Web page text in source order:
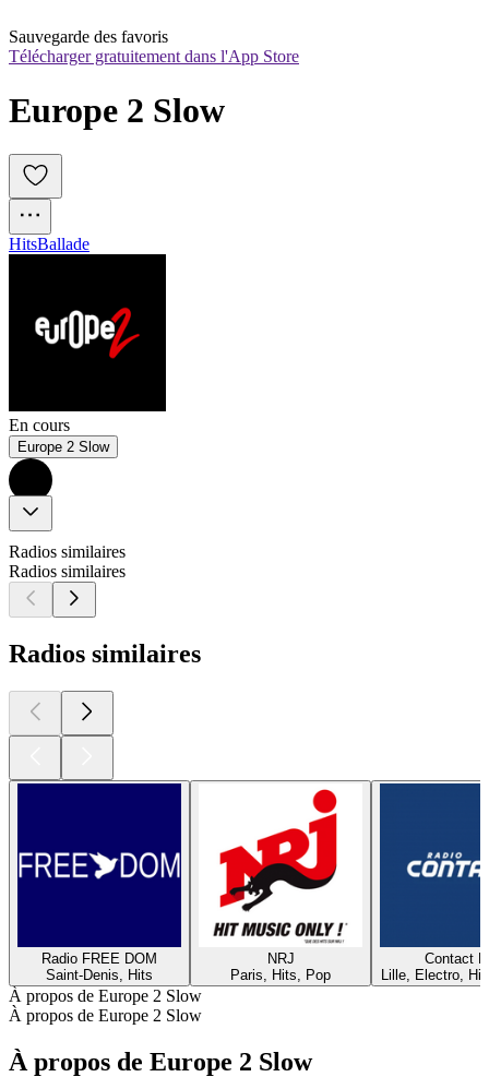
Sauvegarde des favoris
Télécharger gratuitement dans l'App Store
Europe 2 Slow
HitsBallade
En cours
Europe 2 Slow
Radios similaires
Radios similaires
Radios similaires
Radio FREE DOM
Saint-Denis, Hits
NRJ
Paris, Hits, Pop
Contact
Lille, Electro,
À propos de Europe 2 Slow
À propos de Europe 2 Slow
À propos de Europe 2 Slow